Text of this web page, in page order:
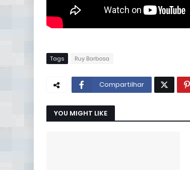
Tags Ruy Barbosa
Compartilhar
YOU MIGHT LIKE